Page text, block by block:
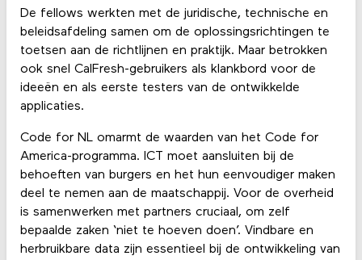
De fellows werkten met de juridische, technische en
beleidsafdeling samen om de oplossingsrichtingen te
toetsen aan de richtlijnen en praktijk. Maar betrokken
ook snel CalFresh-gebruikers als klankbord voor de
ideeën en als eerste testers van de ontwikkelde
applicaties.
Code for NL omarmt de waarden van het Code for
America-programma. ICT moet aansluiten bij de
behoeften van burgers en het hun eenvoudiger maken
deel te nemen aan de maatschappij. Voor de overheid
is samenwerken met partners cruciaal, om zelf
bepaalde zaken ‘niet te hoeven doen’. Vindbare en
herbruikbare data zijn essentieel bij de ontwikkeling van